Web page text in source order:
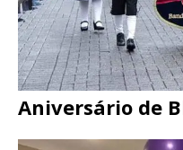
Aniversário de